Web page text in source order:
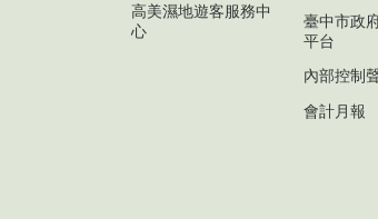
高美濕地遊客服務中
心
臺中市政
平台
內部控制
會計月報